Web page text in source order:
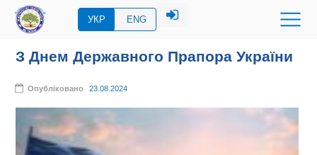
УКР ENG
З Днем Державного Прапора України
Опубліковано 23.08.2024